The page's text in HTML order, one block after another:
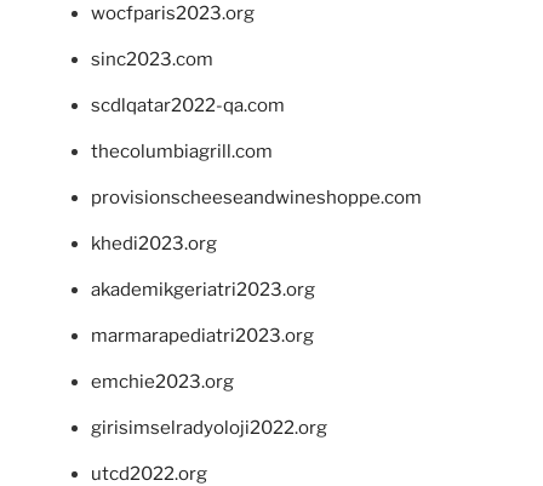
wocfparis2023.org
sinc2023.com
scdlqatar2022-qa.com
thecolumbiagrill.com
provisionscheeseandwineshoppe.com
khedi2023.org
akademikgeriatri2023.org
marmarapediatri2023.org
emchie2023.org
girisimselradyoloji2022.org
utcd2022.org